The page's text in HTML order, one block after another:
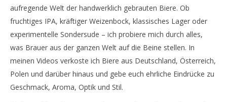
aufregende Welt der handwerklich gebrauten Biere. Ob
fruchtiges IPA, kräftiger Weizenbock, klassisches Lager oder
experimentelle Sondersude – ich probiere mich durch alles,
was Brauer aus der ganzen Welt auf die Beine stellen. In
meinen Videos verkoste ich Biere aus Deutschland, Österreich,
Polen und darüber hinaus und gebe euch ehrliche Eindrücke zu
Geschmack, Aroma, Optik und Stil.